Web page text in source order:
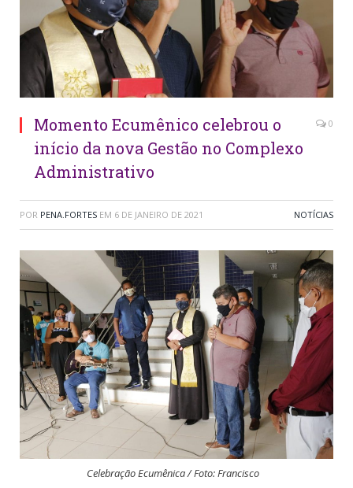
Momento Ecumênico celebrou o
início da nova Gestão no Complexo
Administrativo
0
POR PENA.FORTES EM 6 DE JANEIRO DE 2021 NOTÍCIAS
Celebração Ecumênica / Foto: Francisco